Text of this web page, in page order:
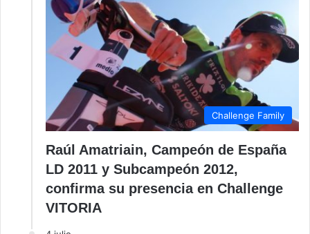
Challenge Family
Raúl Amatriain, Campeón de España
LD 2011 y Subcampeón 2012,
confirma su presencia en Challenge
VITORIA